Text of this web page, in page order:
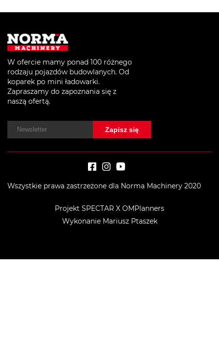
W ofercie mamy ponad 100 różnego
rodzaju pojazdów budowlanych. Od
koparek po mini ładowarki.
Zapraszamy do zapoznania się z
naszą ofertą.
Wszystkie prawa zastrzeżone dla Norma Machinery 2020
Projekt SPECTAR X OMPlanners
Wykonanie Mariusz Ptaszek